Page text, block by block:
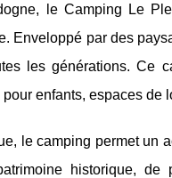
le Camping Le
Enveloppé par des
les générations. Ce
enfants, espaces de
le camping permet un
historique,